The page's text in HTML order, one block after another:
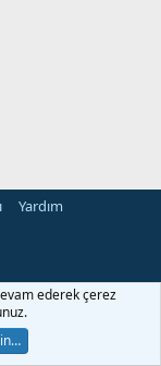
Yardım
ederek çerez